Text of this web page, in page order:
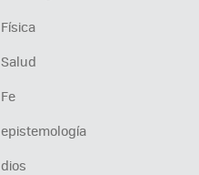
Física
Salud
Fe
epistemología
dios